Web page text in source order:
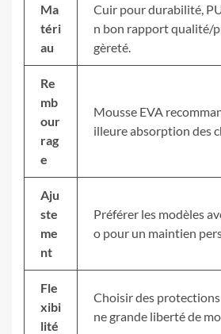
Ma
téri
au
Cuir pour durabilité,
n bon rapport qualité/
gèreté.
Re
mb
our
rag
e
Mousse EVA
illeure absorption des
Aju
ste
me
nt
Préférer les modèles
o pour un maintien
Fle
xibi
lité
Choisir des
ne grande liberté de